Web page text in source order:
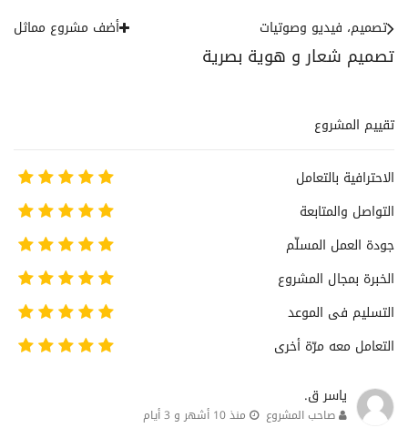
تصميم شعار و هوية بصرية
تصميم، فيديو وصوتيات أضف مشروع مماثل
تقييم المشروع
الاحترافية بالتعامل
التواصل والمتابعة
جودة العمل المسلّم
الخبرة بمجال المشروع
التسليم فى الموعد
التعامل معه مرّة أخرى
ياسر ق.
صاحب المشروع منذ 10 أشهر و 3 أيام